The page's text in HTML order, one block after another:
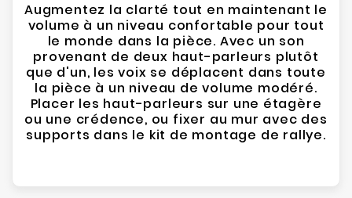
Augmentez la clarté tout en maintenant le
volume à un niveau confortable pour tout
le monde dans la pièce. Avec un son
provenant de deux haut-parleurs plutôt
que d'un, les voix se déplacent dans toute
la pièce à un niveau de volume modéré.
Placer les haut-parleurs sur une étagère
ou une crédence, ou fixer au mur avec des
supports dans le kit de montage de rallye.